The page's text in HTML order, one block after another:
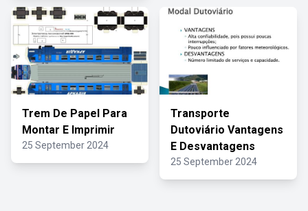
Trem De Papel Para
Montar E Imprimir
25 September 2024
Transporte
Dutoviário Vantagens
E Desvantagens
25 September 2024